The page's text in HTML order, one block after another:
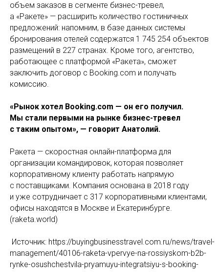
объем заказов в сегменте бизнес-тревел,
а «Ракете» — расширить количество гостиничных
предложений: напомним, в базе данных системы
бронирования отелей содержатся 1 745 254 объектов
размещений в 227 странах. Кроме того, агентство,
работающее с платформой «Ракета», сможет
заключить договор с Booking.com и получать
комиссию.
«Рынок хотел Booking.com — он его получил.
Мы стали первыми на рынке бизнес-тревел
с таким опытом», — говорит Анатолий.
Ракета — скоростная онлайн-платформа для
организации командировок, которая позволяет
корпоративному клиенту работать напрямую
с поставщиками. Компания основана в 2018 году
и уже сотрудничает с 317 корпоративными клиентами,
офисы находятся в Москве и Екатеринбурге.
(raketa.world)
Источник: https://buyingbusinesstravel.com.ru/news/travel-
management/40106-raketa-vpervye-na-rossiyskom-b2b-
rynke-osushchestvila-pryamuyu-integratsiyu-s-booking-